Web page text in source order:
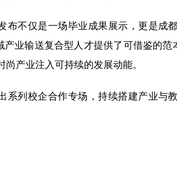
布不仅是一场毕业成果展示，更是成
产业输送复合型人才提供了可借鉴的
产业注入可持续的发展动能。
系列校企合作专场，持续搭建产业与